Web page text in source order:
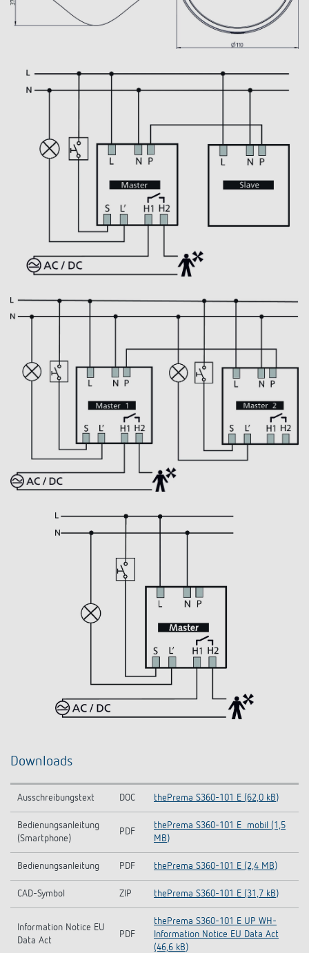
Downloads
Ausschreibungstext DOC thePrema S360-101 E (62,0 kB)
Bedienungsanleitung
(Smartphone)
PDF
thePrema S360-101 E_mobil (1,5
MB)
Bedienungsanleitung PDF thePrema S360-101 E (2,4 MB)
CAD-Symbol ZIP thePrema S360-101 E (31,7 kB)
Information Notice EU
Data Act
PDF
thePrema S360-101 E UP WH-
Information Notice EU Data Act
(46,6 kB)